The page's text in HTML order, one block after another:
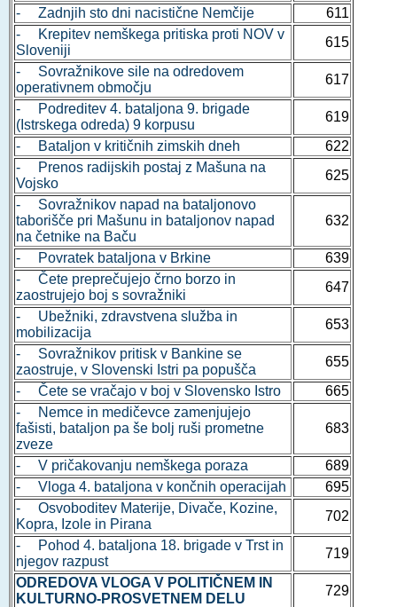
- Zadnjih sto dni nacistične Nemčije
611
- Krepitev nemškega pritiska proti NOV v
Sloveniji
615
- Sovražnikove sile na odredovem
operativnem območju
617
- Podreditev 4. bataljona 9. brigade
(Istrskega odreda) 9 korpusu
619
- Bataljon v kritičnih zimskih dneh
622
- Prenos radijskih postaj z Mašuna na
Vojsko
625
- Sovražnikov napad na bataljonovo
taborišče pri Mašunu in bataljonov napad
na četnike na Baču
632
- Povratek bataljona v Brkine
639
- Čete preprečujejo črno borzo in
zaostrujejo boj s sovražniki
647
- Ubežniki, zdravstvena služba in
mobilizacija
653
- Sovražnikov pritisk v Bankine se
zaostruje, v Slovenski Istri pa popušča
655
- Čete se vračajo v boj v Slovensko Istro
665
- Nemce in medičevce zamenjujejo
fašisti, bataljon pa še bolj ruši prometne
zveze
683
- V pričakovanju nemškega poraza
689
- Vloga 4. bataljona v končnih operacijah
695
- Osvoboditev Materije, Divače, Kozine,
Kopra, Izole in Pirana
702
- Pohod 4. bataljona 18. brigade v Trst in
njegov razpust
719
ODREDOVA VLOGA V POLITIČNEM IN
KULTURNO-PROSVETNEM DELU
729